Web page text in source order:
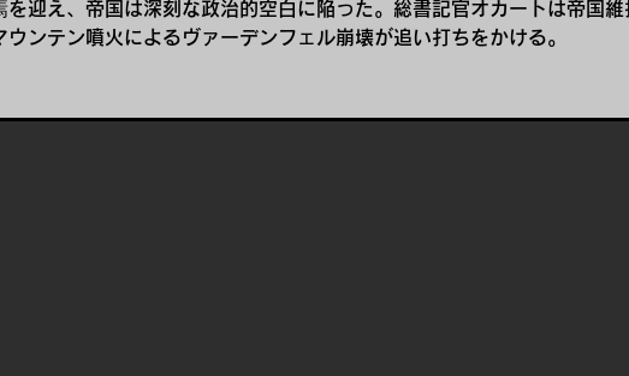
迎え、帝国は深刻な政治的空白に陥った。総書記官オカートは帝国維
ンテン噴火によるヴァーデンフェル崩壊が追い打ちをかける。